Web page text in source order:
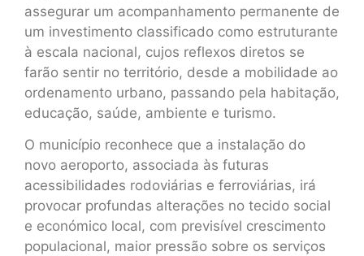
assegurar um acompanhamento permanente de
um investimento classificado como estruturante
à escala nacional, cujos reflexos diretos se
farão sentir no território, desde a mobilidade ao
ordenamento urbano, passando pela habitação,
educação, saúde, ambiente e turismo.
O município reconhece que a instalação do
novo aeroporto, associada às futuras
acessibilidades rodoviárias e ferroviárias, irá
provocar profundas alterações no tecido social
e económico local, com previsível crescimento
populacional, maior pressão sobre os serviços